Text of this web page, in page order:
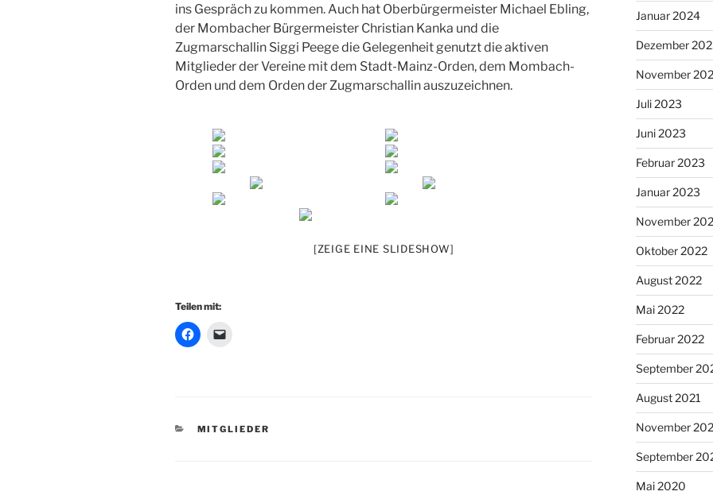
ins Gespräch zu kommen. Auch hat Oberbürgermeister Michael Ebling,
der Mombacher Bürgermeister Christian Kanka und die
Zugmarschallin Siggi Peege die Gelegenheit genutzt die aktiven
Mitglieder der Vereine mit dem Stadt-Mainz-Orden, dem Mombach-
Orden und dem Orden der Zugmarschallin auszuzeichnen.
[ZEIGE EINE SLIDESHOW]
Teilen mit:
KATEGORIEN
MITGLIEDER
Januar 2024
Dezember
November
Juli 2023
Juni 2023
Februar 2023
Januar 2023
November
Oktober 2022
August 2022
Mai 2022
Februar 2022
September
August 2021
November
September
Mai 2020